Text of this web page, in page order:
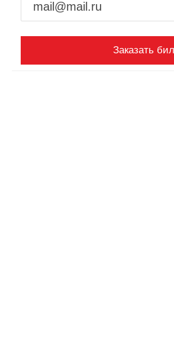
Заказать